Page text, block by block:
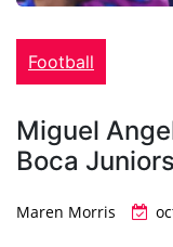
Football
Miguel
Boca
Maren Morris